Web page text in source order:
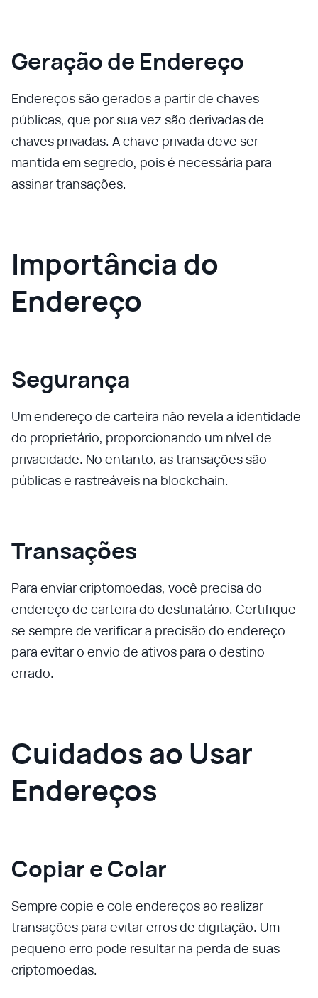
Geração de Endereço
Endereços são gerados a partir de chaves
públicas, que por sua vez são derivadas de
chaves privadas. A chave privada deve ser
mantida em segredo, pois é necessária para
assinar transações.
Importância do
Endereço
Segurança
Um endereço de carteira não revela a identidade
do proprietário, proporcionando um nível de
privacidade. No entanto, as transações são
públicas e rastreáveis na blockchain.
Transações
Para enviar criptomoedas, você precisa do
endereço de carteira do destinatário. Certifique-
se sempre de verificar a precisão do endereço
para evitar o envio de ativos para o destino
errado.
Cuidados ao Usar
Endereços
Copiar e Colar
Sempre copie e cole endereços ao realizar
transações para evitar erros de digitação. Um
pequeno erro pode resultar na perda de suas
criptomoedas.